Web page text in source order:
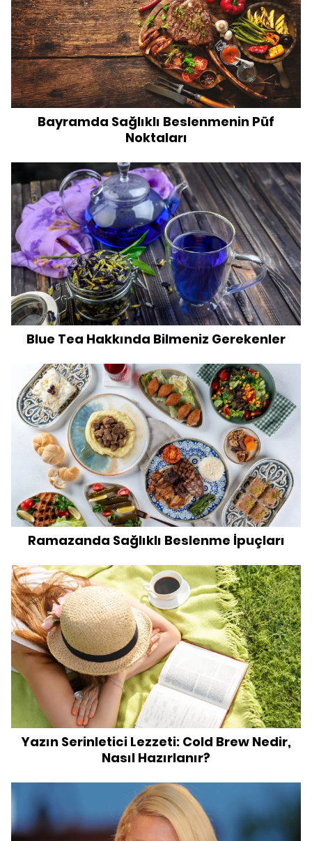
Bayramda Sağlıklı Beslenmenin Püf
Noktaları
Blue Tea Hakkında Bilmeniz Gerekenler
Ramazanda Sağlıklı Beslenme İpuçları
Yazın Serinletici Lezzeti: Cold Brew Nedir,
Nasıl Hazırlanır?